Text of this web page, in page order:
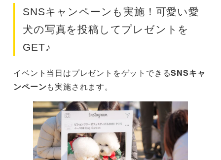
SNSキャンペーンも実施！可愛い愛
犬の写真を投稿してプレゼントを
GET♪
イベント当日はプレゼントをゲットできるSNSキャ
ンペーンも実施されます。